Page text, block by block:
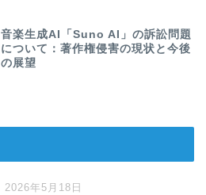
音楽生成AI「Suno AI」の訴訟問題
について：著作権侵害の現状と今後
の展望
2026年5月18日